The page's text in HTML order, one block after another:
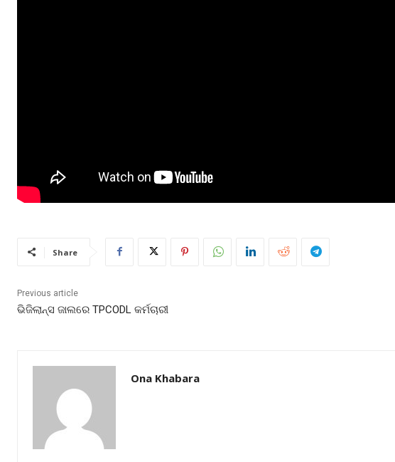
Share
Previous article
ଭିଜିଲାନ୍ସ ଜାଲରେ TPCODL କର୍ମଚାରୀ
Ona Khabara